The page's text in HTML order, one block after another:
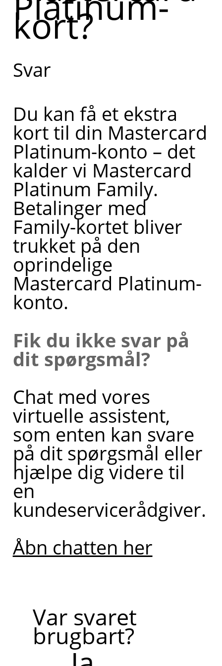
kort?
Svar
Du kan få et ekstra
kort til din Mastercard
Platinum-konto – det
kalder vi Mastercard
Platinum Family.
Betalinger med
Family-kortet bliver
trukket på den
oprindelige
Mastercard Platinum-
konto.
Fik du ikke svar på
dit spørgsmål?
Chat med vores
virtuelle assistent,
som enten kan svare
på dit spørgsmål eller
hjælpe dig videre til
en
kundeservicerådgiver.
Åbn chatten her
Var svaret
brugbart?
vide, om
du kan få
Mastercard
kort. Kan
du fortælle
lidt mere
om, hvad
du har
brug for
hjælp til?